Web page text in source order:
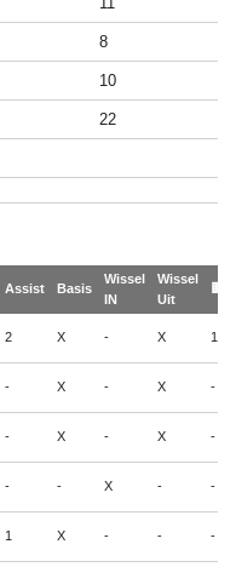
8
10
22
Assist Basis
Wissel
IN
Wissel
Uit
🟨
2 X - X 1
- X - X -
- X - X -
- - X - -
1 X - - -